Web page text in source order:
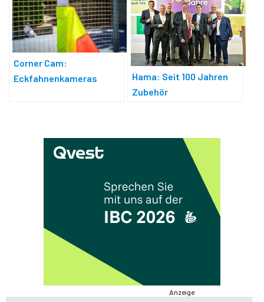
Corner Cam:
Eckfahnenkameras
Hama: Seit 100 Jahren
Zubehör
Anzeige